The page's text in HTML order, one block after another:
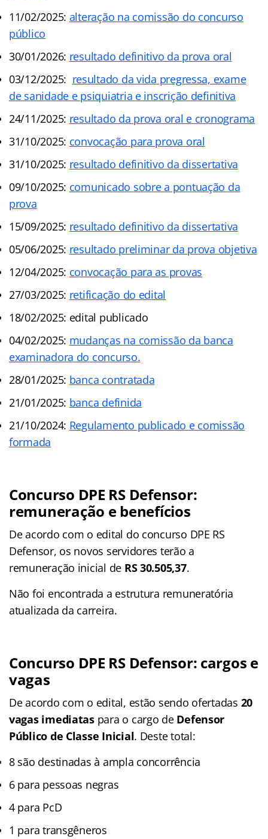
11/02/2025: alteração na comissão do concurso
público
30/01/2026: resultado definitivo da prova oral
03/12/2025: resultado da vida pregressa, exame
de sanidade e psiquiatria e inscrição definitiva
24/11/2025: resultado da prova oral e cronograma
31/10/2025: convocação para prova oral
31/10/2025: resultado definitivo da dissertativa
09/10/2025: comunicado sobre a pontuação da
prova
15/09/2025: resultado definitivo da dissertativa
05/06/2025: resultado preliminar da prova objetiva
12/04/2025: convocação para as provas
27/03/2025: retificação do edital
18/02/2025: edital publicado
04/02/2025: mudanças na comissão da banca
examinadora do concurso.
28/01/2025: banca contratada
21/01/2025: banca definida
21/10/2024: Regulamento publicado e comissão
formada
Concurso DPE RS Defensor:
remuneração e benefícios
De acordo com o edital do concurso DPE RS
Defensor, os novos servidores terão a
remuneração inicial de RS 30.505,37.
Não foi encontrada a estrutura remuneratória
atualizada da carreira.
Concurso DPE RS Defensor: cargos e
vagas
De acordo com o edital, estão sendo ofertadas 20
vagas imediataspara o cargo de Defensor
Público de Classe Inicial. Deste total:
8 são destinadas à ampla concorrência
6 para pessoas negras
4 para PcD
1 para transgêneros